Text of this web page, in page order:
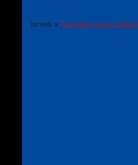
Iscriviti a: Commenti sul post (Atom)